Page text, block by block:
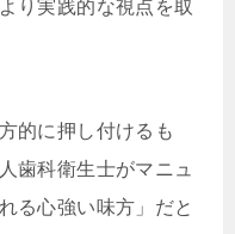
り実践的な視点を取
的に押し付けるも
歯科衛生士がマニュ
る心強い味方」だと